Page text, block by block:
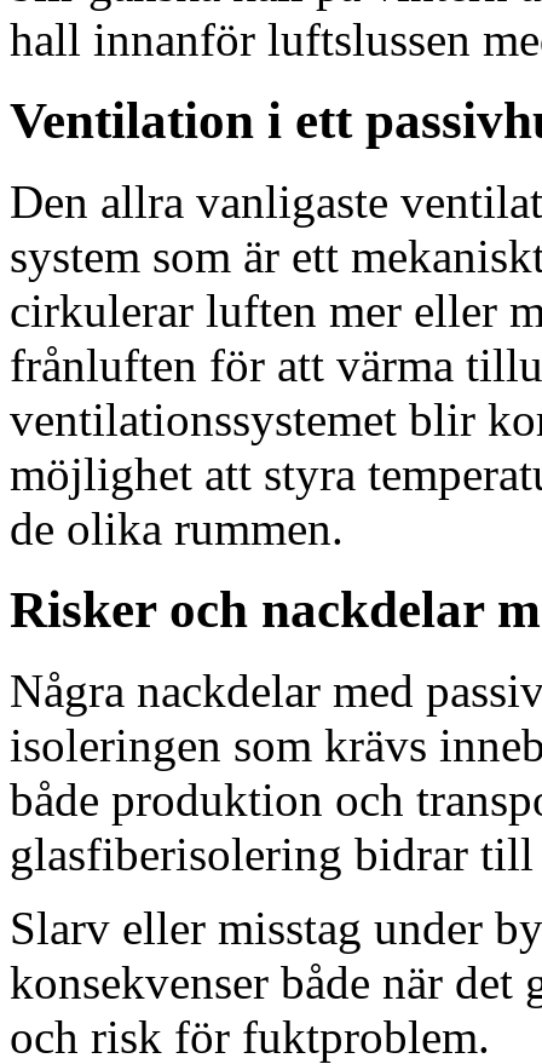
hall innanför luftslussen
Ventilation i ett
Den allra vanligaste
system som är ett
cirkulerar luften mer eller
frånluften för att värma
ventilationssystemet blir
möjlighet att styra
de olika rummen.
Risker och nackdelar
Några nackdelar med
isoleringen som krävs
både produktion och
glasfiberisolering bidrar
Slarv eller misstag under
konsekvenser både när
och risk för fuktproblem.